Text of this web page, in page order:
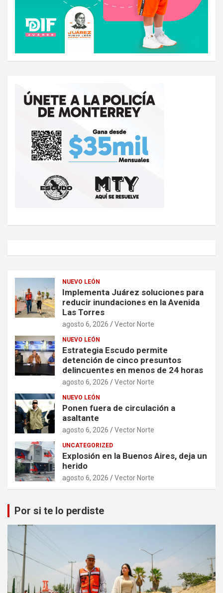
NUEVO LEÓN
Implementa Juárez soluciones para
reducir inundaciones en la Avenida
Las Torres
agosto 6, 2026 Vector Norte
NUEVO LEÓN
Estrategia Escudo permite
detención de cinco presuntos
delincuentes en menos de 24 horas
agosto 6, 2026 Vector Norte
NUEVO LEÓN
Ponen fuera de circulación a
asaltante
agosto 6, 2026 Vector Norte
UNCATEGORIZED
Explosión en la Buenos Aires, deja un
herido
agosto 6, 2026 Vector Norte
Por si te lo perdiste